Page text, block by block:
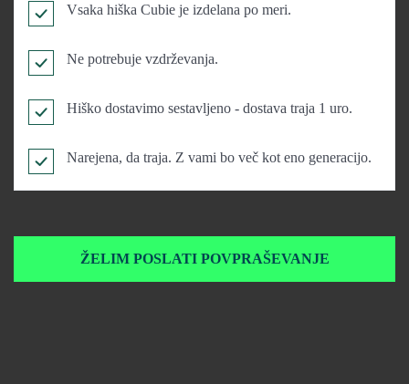
Vsaka hiška Cubie je izdelana po meri.
Ne potrebuje vzdrževanja.
Hiško dostavimo sestavljeno - dostava traja 1 uro.
Narejena, da traja. Z vami bo več kot eno generacijo.
ŽELIM POSLATI POVPRAŠEVANJE